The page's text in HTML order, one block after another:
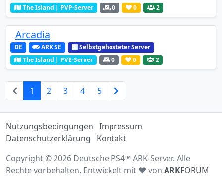
The Island | PVP-Server
0 0 2
Arcadia
DE ARK:SE
Selbstgehosteter Server
The Island | PVE-Server
0 0 2
1 2 3 4 5
Nutzungsbedingungen Impressum
Datenschutzerklärung
Kontakt
Copyright © 2026 Deutsche PS4™ ARK-Server. Alle
Rechte vorbehalten. Entwickelt mit ♥ von ARKFORUM